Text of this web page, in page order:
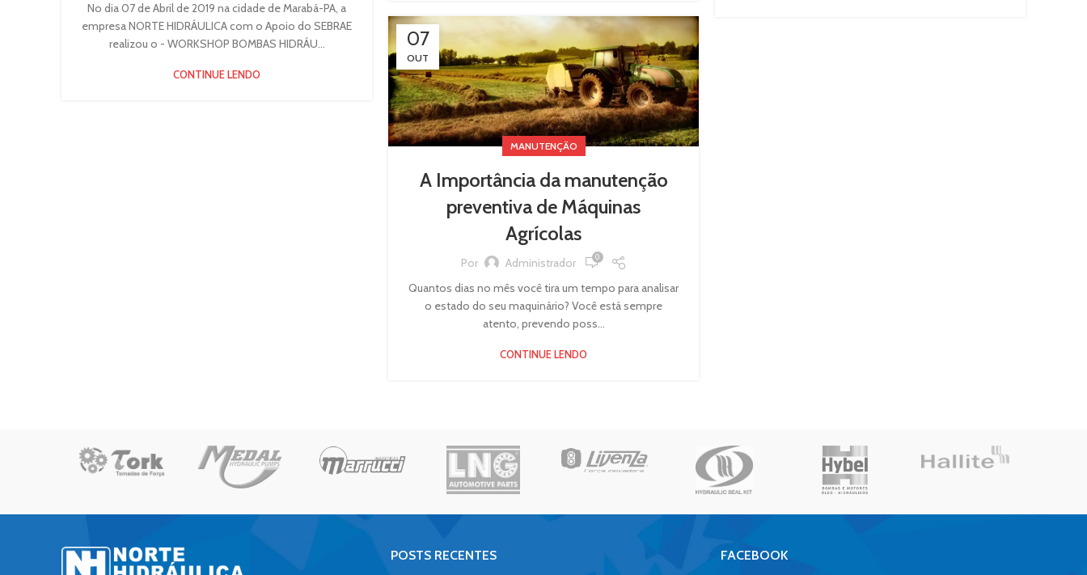
No dia 07 de Abril de 2019 na cidade de Marabá-PA, a
empresa NORTE HIDRÁULICA com o Apoio do SEBRAE
realizou o - WORKSHOP BOMBAS HIDRÁU...
CONTINUE LENDO
07
OUT
MANUTENÇÃO
A Importância da manutenção
preventiva de Máquinas
Agrícolas
Por Administrador 0
Quantos dias no mês você tira um tempo para analisar
o estado do seu maquinário? Você está sempre
atento, prevendo poss...
CONTINUE LENDO
POSTS RECENTES FACEBOOK